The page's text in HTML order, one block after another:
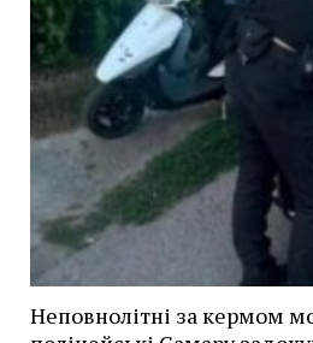
Неповнолітні за кермом